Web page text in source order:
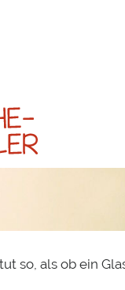
so, als ob ein